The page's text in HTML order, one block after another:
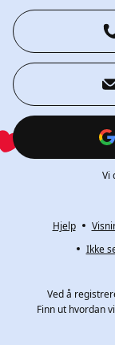
Vi
Hjelp
Ikke
Ved å
Finn ut hvordan